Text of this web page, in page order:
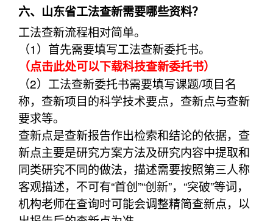
六、山东省工法查新需要哪些资料？
工法查新流程相对简单。
（1）首先需要填写工法查新委托书。
（点击此处可以下载科技查新委托书）
（2）工法查新委托书需要填写课题/项目名
称，查新项目的科学技术要点，查新点与查新
要求等。
查新点是查新报告作出检索和结论的依据，查
新点主要是研究方案方法及研究内容中提取和
同类研究不同的做法，描述需要按照第三人称
客观描述，不可有“首创”“创新”，“突破”等词，
机构老师在查询时可能会调整精简查新点，以